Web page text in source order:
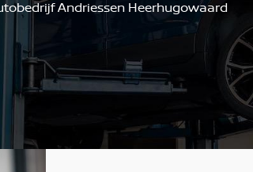
Andriessen Heerhugowaard